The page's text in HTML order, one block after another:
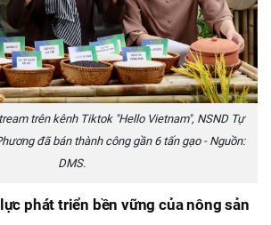
trên kênh Tiktok "Hello Vietnam", NSND Tự
đã bán thành công gần 6 tấn gạo - Nguồn:
DMS.
phát triển bền vững của nông sản